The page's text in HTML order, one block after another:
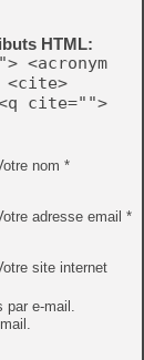
HTML:
<cite>
cite="">
nom *
adresse email *
site internet
par e-mail.